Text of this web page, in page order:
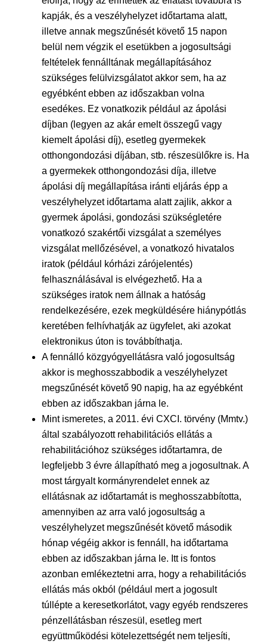
kapják, és a veszélyhelyzet időtartama alatt,
illetve annak megszűnését követő 15 napon
belül nem végzik el esetükben a jogosultsági
feltételek fennálltának megállapításához
szükséges felülvizsgálatot akkor sem, ha az
egyébként ebben az időszakban volna
esedékes. Ez vonatkozik például az ápolási
díjban (legyen az akár emelt összegű vagy
kiemelt ápolási díj), esetleg gyermekek
otthongondozási díjában, stb. részesülőkre is. Ha
a gyermekek otthongondozási díja, illetve
ápolási díj megállapítása iránti eljárás épp a
veszélyhelyzet időtartama alatt zajlik, akkor a
gyermek ápolási, gondozási szükségletére
vonatkozó szakértői vizsgálat a személyes
vizsgálat mellőzésével, a vonatkozó hivatalos
iratok (például kórházi zárójelentés)
felhasználásával is elvégezhető. Ha a
szükséges iratok nem állnak a hatóság
rendelkezésére, ezek megküldésére hiánypótlás
keretében felhívhatják az ügyfelet, aki azokat
elektronikus úton is továbbíthatja.
A fennálló közgyógyellátásra való jogosultság
akkor is meghosszabbodik a veszélyhelyzet
megszűnését követő 90 napig, ha az egyébként
ebben az időszakban járna le.
Mint ismeretes, a 2011. évi CXCI. törvény (Mmtv.)
által szabályozott rehabilitációs ellátás a
rehabilitációhoz szükséges időtartamra, de
legfeljebb 3 évre állapítható meg a jogosultnak. A
most tárgyalt kormányrendelet ennek az
ellátásnak az időtartamát is meghosszabbította,
amennyiben az arra való jogosultság a
veszélyhelyzet megszűnését követő második
hónap végéig akkor is fennáll, ha időtartama
ebben az időszakban járna le. Itt is fontos
azonban emlékeztetni arra, hogy a rehabilitációs
ellátás más okból (például mert a jogosult
túllépte a keresetkorlátot, vagy egyéb rendszeres
pénzellátásban részesül, esetleg mert
együttműködési kötelezettségét nem teljesíti,